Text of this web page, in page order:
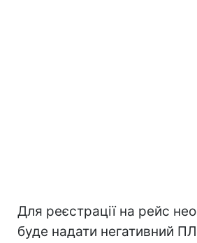
Для реєстрації на рейс
буде надати негативний